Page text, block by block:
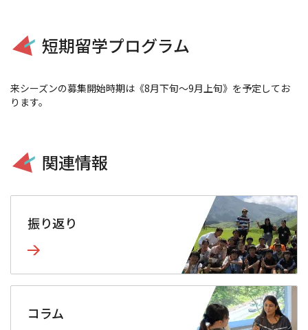
短期留学プログラム
来シーズンの募集開始時期は《8月下旬～9月上旬》を予定してお
ります。
関連情報
振り返り
コラム